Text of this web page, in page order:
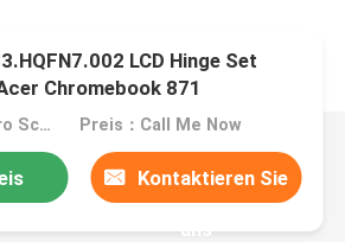
LCD Hinge Set
Chromebook 871
MOQ：50 Stück pro Schachtel Preis：Call Me Now
Kontaktieren Sie
uns